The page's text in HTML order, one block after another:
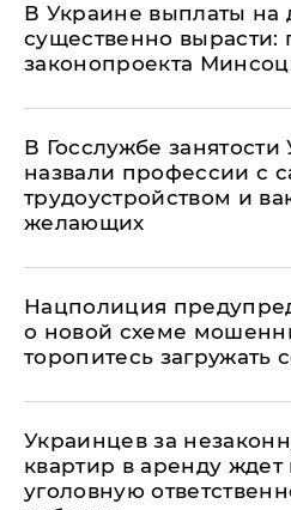
В Украине выплаты на
существенно вырасти:
законопроекта
В Госслужбе
назвали профессии с
трудоустройством и
желающих
Нацполиция
о новой схеме
торопитесь загружать
Украинцев за
квартир в аренду
уголовную